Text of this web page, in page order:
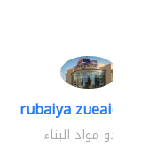
rubaiya zueaid
موردو مواد البناء